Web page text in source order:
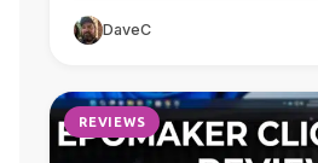
adjustable actuation, sound
software, battery and multi-
DaveC
REVIEWS